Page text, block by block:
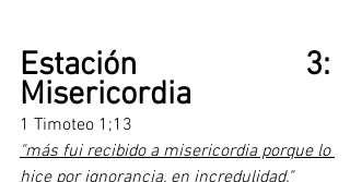
Estación 3:
Misericordia
1 Timoteo 1;13
"más fui recibido a misericordia porque lo
hice por ignorancia, en incredulidad."